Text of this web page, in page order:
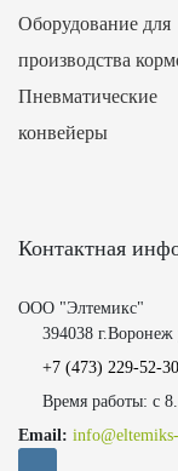
Оборудование для
производства
Пневматические
конвейеры
Контактная
ООО "Элтемикс"
394038
+7 (473) 229-52-30
Время работы: с
Email: